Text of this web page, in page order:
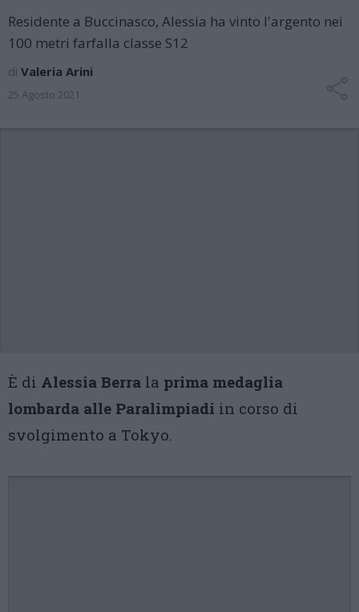
Residente a Buccinasco, Alessia ha vinto l'argento nei
100 metri farfalla classe S12
di Valeria Arini
25 Agosto 2021
È di Alessia Berra la prima medaglia
lombarda alle Paralimpiadi in corso di
svolgimento a Tokyo.